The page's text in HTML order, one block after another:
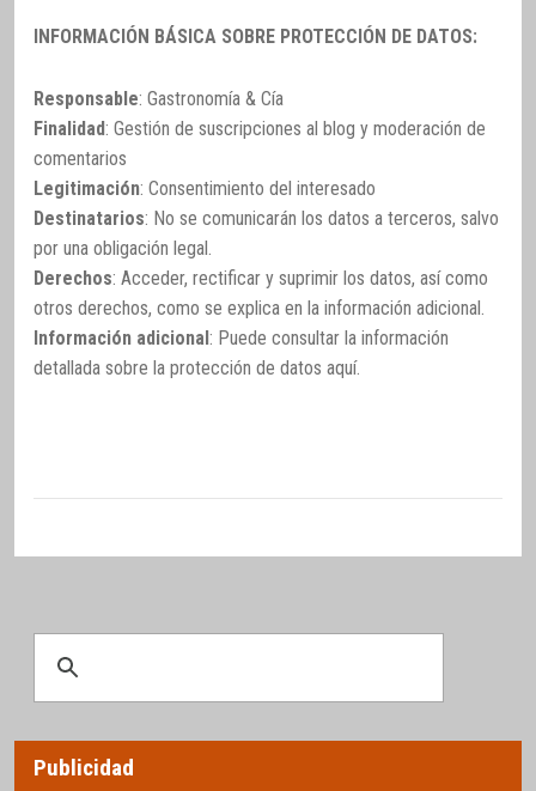
INFORMACIÓN BÁSICA SOBRE PROTECCIÓN DE DATOS:
Responsable: Gastronomía & Cía
Finalidad: Gestión de suscripciones al blog y moderación de
comentarios
Legitimación: Consentimiento del interesado
Destinatarios: No se comunicarán los datos a terceros, salvo
por una obligación legal.
Derechos: Acceder, rectificar y suprimir los datos, así como
otros derechos, como se explica en la información adicional.
Información adicional: Puede consultar la información
detallada sobre la protección de datos aquí.
Publicidad